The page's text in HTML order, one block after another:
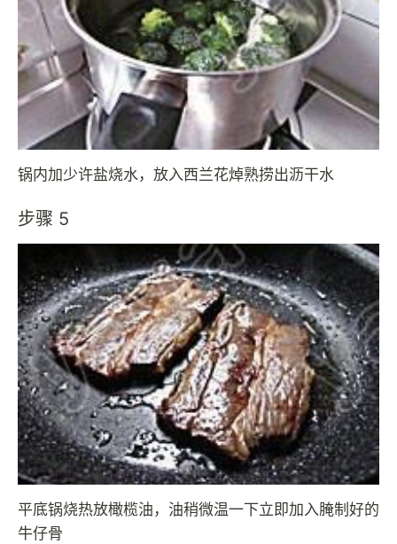
锅内加少许盐烧水，放入西兰花焯熟捞出沥干水
步骤 5
平底锅烧热放橄榄油，油稍微温一下立即加入腌制好的
牛仔骨